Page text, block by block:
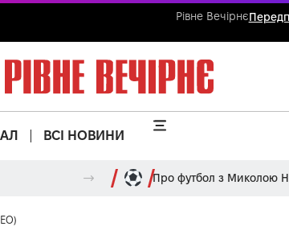
Рівне Вечірнє
ВСІ НОВИНИ
Про футбол з Миколою